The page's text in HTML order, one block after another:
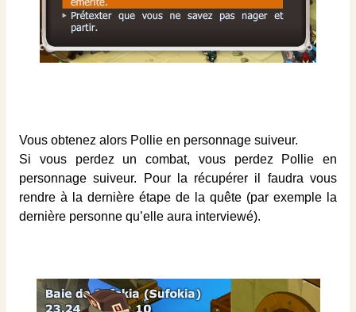
Vous obtenez alors Pollie en personnage suiveur.
Si vous perdez un combat, vous perdez Pollie en
personnage suiveur. Pour la récupérer il faudra vous
rendre à la dernière étape de la quête (par exemple la
dernière personne qu’elle aura interviewé).